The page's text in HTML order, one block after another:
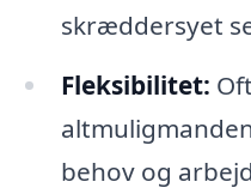
skræddersyet
Fleksibilitet:
behov og